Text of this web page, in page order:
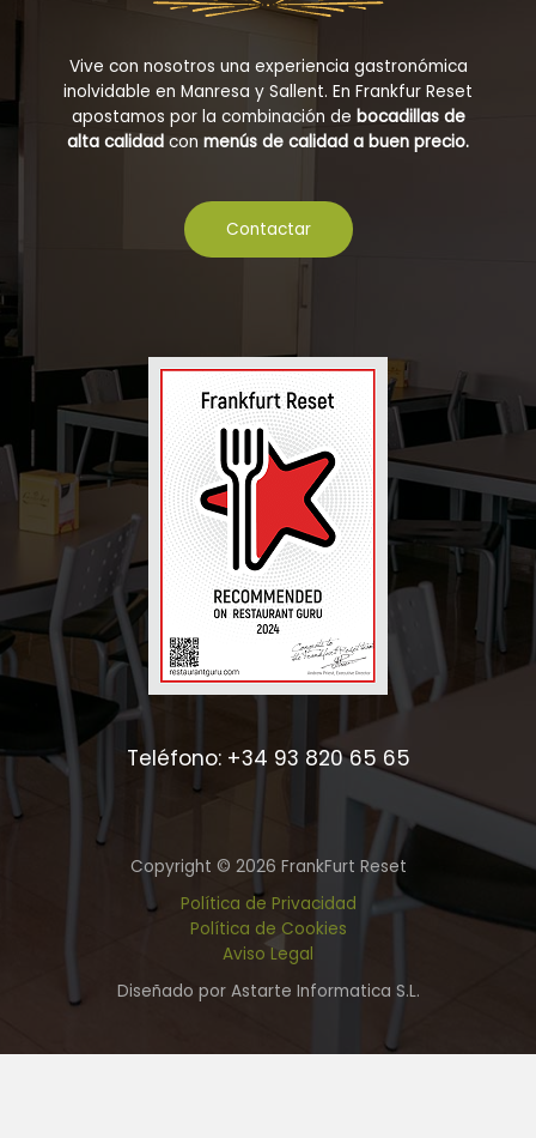
Vive con nosotros una experiencia gastronómica
inolvidable en Manresa y Sallent. En Frankfur Reset
apostamos por la combinación de bocadillas de
alta calidad con menús de calidad a buen precio.
Contactar
Teléfono: +34 93 820 65 65
Copyright © 2026 FrankFurt Reset
Política de Privacidad
Política de Cookies
Aviso Legal
Diseñado por Astarte Informatica S.L.